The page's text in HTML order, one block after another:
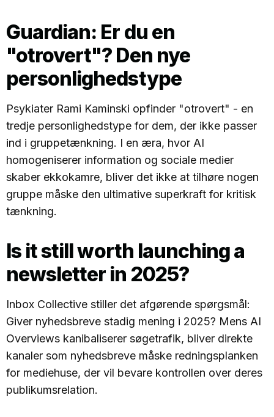
Guardian: Er du en
"otrovert"? Den nye
personlighedstype
Psykiater Rami Kaminski opfinder "otrovert" - en
tredje personlighedstype for dem, der ikke passer
ind i gruppetænkning. I en æra, hvor AI
homogeniserer information og sociale medier
skaber ekkokamre, bliver det ikke at tilhøre nogen
gruppe måske den ultimative superkraft for kritisk
tænkning.
Is it still worth launching a
newsletter in 2025?
Inbox Collective stiller det afgørende spørgsmål:
Giver nyhedsbreve stadig mening i 2025? Mens AI
Overviews kanibaliserer søgetrafik, bliver direkte
kanaler som nyhedsbreve måske redningsplanken
for mediehuse, der vil bevare kontrollen over deres
publikumsrelation.